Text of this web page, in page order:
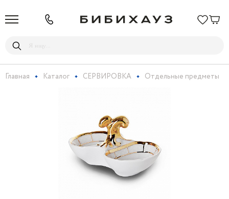
Главная Каталог СЕРВИРОВКА Отдельные предметы